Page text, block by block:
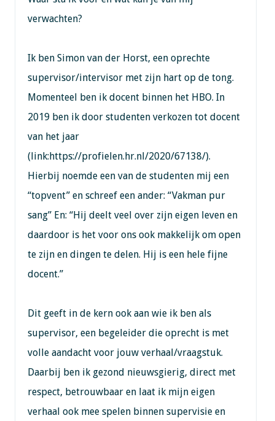
verwachten?
Ik ben Simon van der Horst, een oprechte
supervisor/intervisor met zijn hart op de tong.
Momenteel ben ik docent binnen het HBO. In
2019 ben ik door studenten verkozen tot docent
van het jaar
(link:https://profielen.hr.nl/2020/67138/).
Hierbij noemde een van de studenten mij een
“topvent” en schreef een ander: “Vakman pur
sang” En: “Hij deelt veel over zijn eigen leven en
daardoor is het voor ons ook makkelijk om open
te zijn en dingen te delen. Hij is een hele fijne
docent.”
Dit geeft in de kern ook aan wie ik ben als
supervisor, een begeleider die oprecht is met
volle aandacht voor jouw verhaal/vraagstuk.
Daarbij ben ik gezond nieuwsgierig, direct met
respect, betrouwbaar en laat ik mijn eigen
verhaal ook mee spelen binnen supervisie en